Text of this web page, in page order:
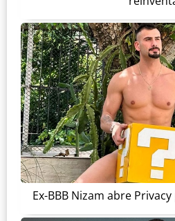
Ex-BBB Nizam abre